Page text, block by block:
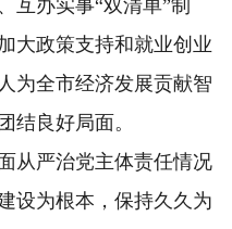
互办实事“双清单”制
大政策支持和就业创业
为全市经济发展贡献智
结良好局面。
严治党主体责任情况
设为根本，保持久久为